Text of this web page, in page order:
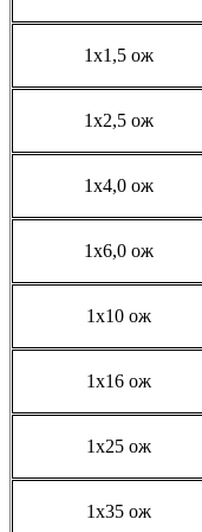
1x1,5 ож
1x2,5 ож
1x4,0 ож
1x6,0 ож
1x10 ож
1x16 ож
1x25 ож
1x35 ож